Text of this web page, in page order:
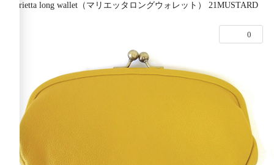
Marietta long wallet（マリエッタロングウォレット） 21MUSTARD
0